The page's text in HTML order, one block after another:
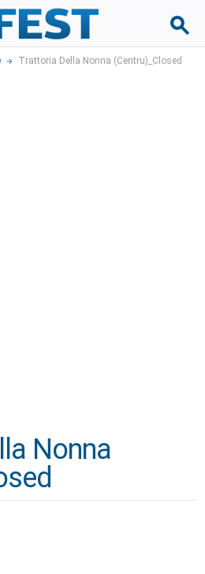
Trattoria Della Nonna (Centru)_Closed
Nonna